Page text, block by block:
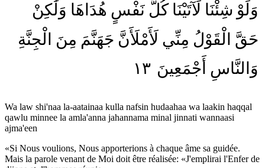
وَلَوْ شِئْنَا لَآتَيْنَا كُلَّ نَفْسٍ هُدَاهَا وَلَٰكِنْ
حَقَّ الْقَوْلُ مِنِّي لَأَمْلَأَنَّ جَهَنَّمَ مِنَ
الْجِنَّةِ
وَالنَّاسِ أَجْمَعِينَ ١٣
Wa law shi'naa la-aatainaa kulla nafsin hudaahaa wa laakin haqqal
qawlu minnee la amla'anna jahannama minal jinnati wannaasi
ajma'een
«Si Nous voulions, Nous apporterions à chaque âme sa guidée.
Mais la parole venant de Moi doit être réalisée: «J'emplirai l'Enfer de